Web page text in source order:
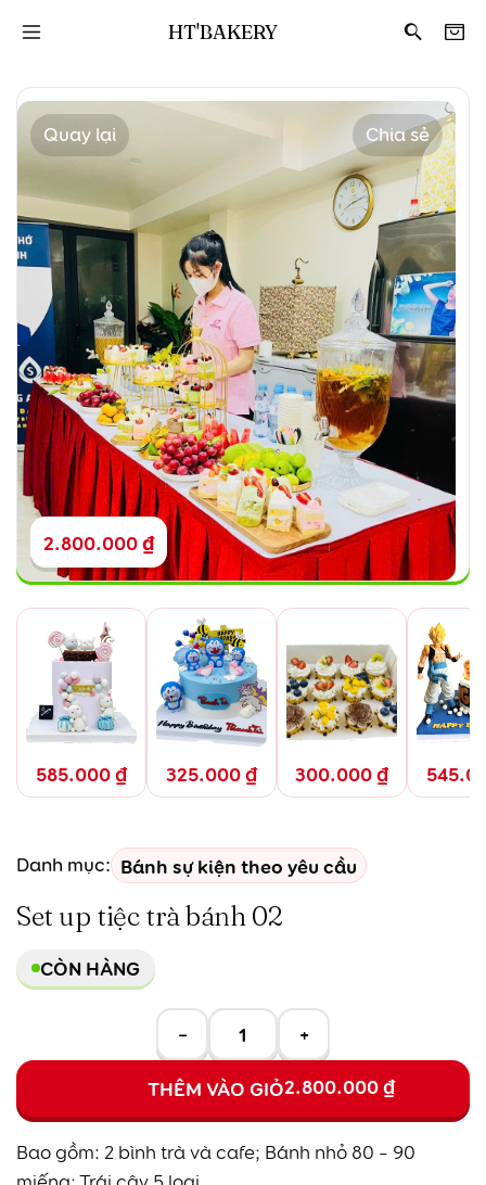
2.800.000₫
Quay lại Chia sẻ
585.000₫ 325.000₫ 300.000₫
Danh mục: Bánh sự kiện theo yêu cầu
Set up tiệc trà bánh 02
CÒN HÀNG
−
+
THÊM VÀO GIỎ2.800.000₫
Bao gồm: 2 bình trà và cafe; Bánh nhỏ 80 – 90
HT'BAKERY